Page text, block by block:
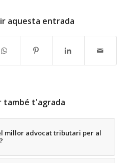
aquesta entrada
també t'agrada
millor advocat tributari per al